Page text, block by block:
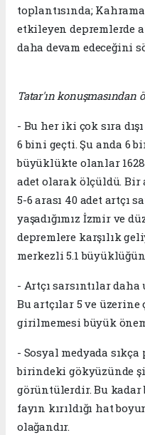
toplantısında;
etkileyen depremlerde
daha devam edeceğini
Tatar'ın konuşmasından
- Bu her iki çok sıra
6 bini geçti. Şu anda 6
büyüklükte olanlar 1628,
adet olarak ölçüldü. Bir
5-6 arası 40 adet artçı
yaşadığımız İzmir ve
depremlere karşılık
merkezli 5.1
- Artçı sarsıntılar daha
Bu artçılar 5 ve
girilmemesi büyük
- Sosyal medyada
birindeki gökyüzünde
görüntülerdir. Bu
fayın kırıldığı hat
olağandır.